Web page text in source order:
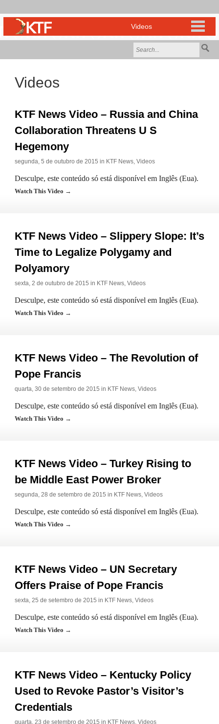
Videos
KTF News Video – Russia and China
Collaboration Threatens U S
Hegemony
segunda, 5 de outubro de 2015 in KTF News, Videos
Desculpe, este conteúdo só está disponível em Inglês (Eua).
Watch This Video →
KTF News Video – Slippery Slope: It’s
Time to Legalize Polygamy and
Polyamory
sexta, 2 de outubro de 2015 in KTF News, Videos
Desculpe, este conteúdo só está disponível em Inglês (Eua).
Watch This Video →
KTF News Video – The Revolution of
Pope Francis
quarta, 30 de setembro de 2015 in KTF News, Videos
Desculpe, este conteúdo só está disponível em Inglês (Eua).
Watch This Video →
KTF News Video – Turkey Rising to
be Middle East Power Broker
segunda, 28 de setembro de 2015 in KTF News, Videos
Desculpe, este conteúdo só está disponível em Inglês (Eua).
Watch This Video →
KTF News Video – UN Secretary
Offers Praise of Pope Francis
sexta, 25 de setembro de 2015 in KTF News, Videos
Desculpe, este conteúdo só está disponível em Inglês (Eua).
Watch This Video →
KTF News Video – Kentucky Policy
Used to Revoke Pastor’s Visitor’s
Credentials
quarta, 23 de setembro de 2015 in KTF News, Videos